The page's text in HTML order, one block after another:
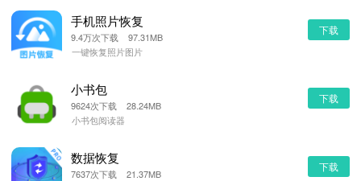
手机照片恢复
9.4万次下载 97.31MB
一键恢复照片图片
下载
小书包
9624次下载 28.24MB
小书包阅读器
下载
数据恢复
7637次下载 21.37MB
下载